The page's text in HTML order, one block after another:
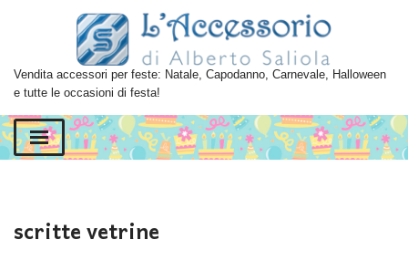
al
contenuto
Vendita accessori per feste: Natale, Capodanno, Carnevale, Halloween
e tutte le occasioni di festa!
scritte vetrine